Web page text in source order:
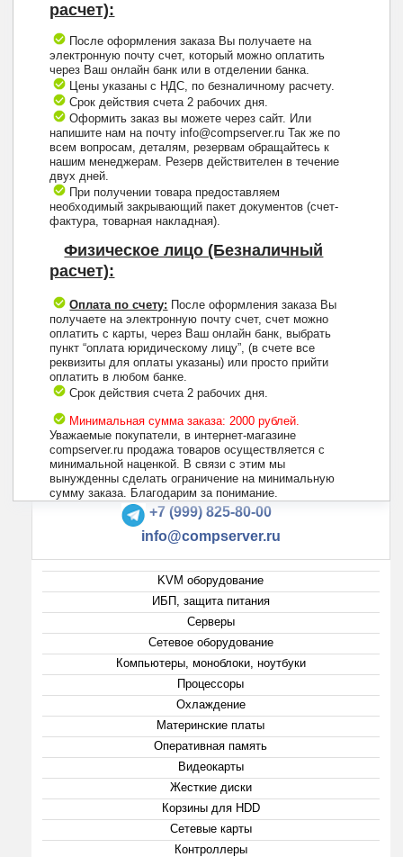
расчет):
После оформления заказа Вы получаете на
электронную почту счет, который можно оплатить
через Ваш онлайн банк или в отделении банка.
Цены указаны с НДС, по безналичному расчету.
Срок действия счета 2 рабочих дня.
Оформить заказ вы можете через сайт. Или
напишите нам на почту info@compserver.ru Так же по
всем вопросам, деталям, резервам обращайтесь к
нашим менеджерам. Резерв действителен в течение
двух дней.
При получении товара предоставляем
необходимый закрывающий пакет документов (счет-
фактура, товарная накладная).
Физическое лицо (Безналичный
расчет):
Оплата по счету: После оформления заказа Вы
получаете на электронную почту счет, счет можно
оплатить с карты, через Ваш онлайн банк, выбрать
пункт “оплата юридическому лицу”, (в счете все
реквизиты для оплаты указаны) или просто прийти
оплатить в любом банке.
Срок действия счета 2 рабочих дня.
Минимальная сумма заказа: 2000 рублей.
Уважаемые покупатели, в интернет-магазине
compserver.ru продажа товаров осуществляется с
минимальной наценкой. В связи с этим мы
вынужденны сделать ограничение на минимальную
сумму заказа. Благодарим за понимание.
+7 (495) 223-13-47
+7 (999) 825-80-00
info@compserver.ru
KVM оборудование
ИБП, защита питания
Серверы
Сетевое оборудование
Компьютеры, моноблоки, ноутбуки
Процессоры
Охлаждение
Материнские платы
Оперативная память
Видеокарты
Жесткие диски
Корзины для HDD
Сетевые карты
Контроллеры